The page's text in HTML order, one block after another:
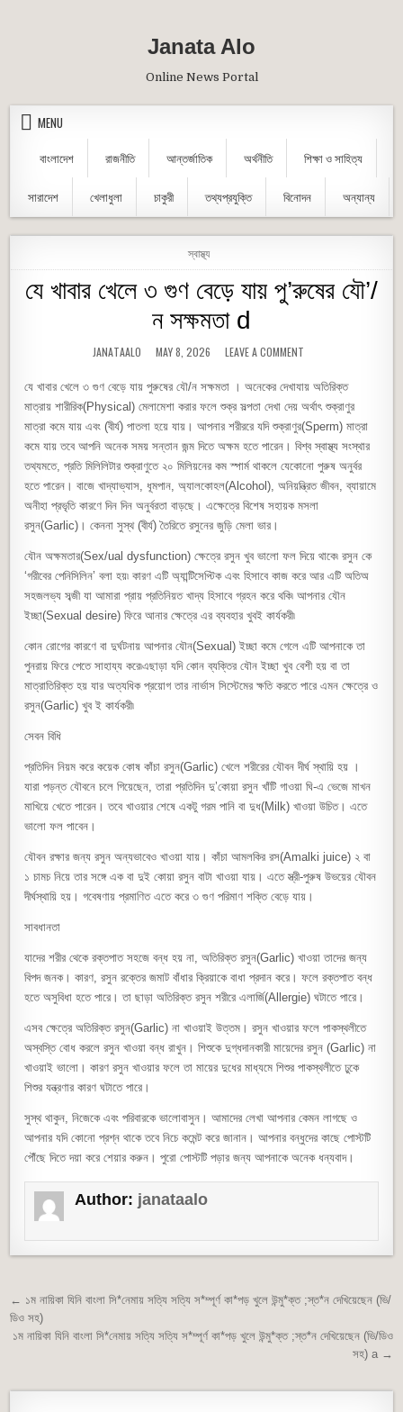
Janata Alo
Online News Portal
MENU
বাংলাদেশ
রাজনীতি আন্তর্জাতিক অর্থনীতি শিক্ষা ও সাহিত্য
সারাদেশ খেলাধুলা চাকুরী তথ্যপ্রযুক্তি বিনোদন অন্যান্য
POSTED IN
স্বাস্থ্য
যে খাবার খেলে ৩ গুণ বেড়ে যায় পু’রুষের যৌ’/
ন সক্ষমতা d
AUTHOR:
JANATAALO PUBLISHED DATE:
MAY 8, 2026 LEAVE A COMMENT
যে খাবার খেলে ৩ গুণ বেড়ে যায় পুরুষের যৌ/ন সক্ষমতা । অনেকের দেখাযায় অতিরিক্ত
মাত্রায় শারীরিক(Physical) মেলামেশা করার ফলে শুক্র সল্পতা দেখা দেয় অর্থাৎ শুক্রাণুর
মাত্রা কমে যায় এবং (বীর্য) পাতলা হয়ে যায়। আপনার শরীররে যদি শুক্রাণুর(Sperm) মাত্রা
কমে যায় তবে আপনি অনেক সময় সন্তান জন্ম দিতে অক্ষম হতে পারেন। বিশ্ব স্বাস্থ্য সংস্থার
তথ্যমতে, প্রতি মিলিলিটার শুক্রাণুতে ২০ মিলিয়নের কম স্পার্ম থাকলে যেকোনো পুরুষ অনুর্বর
হতে পারেন। বাজে খাদ্যাভ্যাস, ধূমপান, অ্যালকোহল(Alcohol), অনিয়ন্ত্রিত জীবন, ব্যায়ামে
অনীহা প্রভৃতি কারণে দিন দিন অনুর্বরতা বাড়ছে। এক্ষেত্রে বিশেষ সহায়ক মসলা
রসুন(Garlic)। কেননা সুস্থ (বীর্য) তৈরিতে রসুনের জুড়ি মেলা ভার।
যৌন অক্ষমতার(Sex/ual dysfunction) ক্ষেত্রে রসুন খুব ভালো ফল দিয়ে থাকে৷ রসুন কে
‘গরীবের পেনিসিলিন’ বলা হয়৷ কারণ এটি অ্যান্টিসেপ্টিক এবং হিসাবে কাজ করে আর এটি অতিঅ
সহজলভ্য সব্জী যা আমারা প্রায় প্রতিনিয়ত খাদ্য হিসাবে গ্রহন করে থকি৷ আপনার যৌন
ইচ্ছা(Sexual desire) ফিরে আনার ক্ষেত্রে এর ব্যবহার খুবই কার্যকরী৷
কোন রোগের কারণে বা দুর্ঘটনায় আপনার যৌন(Sexual) ইচ্ছা কমে গেলে এটি আপনাকে তা
পুনরায় ফিরে পেতে সাহায্য করে৷এছাড়া যদি কোন ব্যক্তির যৌন ইচ্ছা খুব বেশী হয় বা তা
মাত্রাতিরিক্ত হয় যার অত্যধিক প্রয়োগ তার নার্ভাস সিস্টেমের ক্ষতি করতে পারে এমন ক্ষেত্রে ও
রসুন(Garlic) খুব ই কার্যকরী৷
সেবন বিধি
প্রতিদিন নিয়ম করে কয়েক কোষ কাঁচা রসুন(Garlic) খেলে শরীরের যৌবন দীর্ঘ স্থায়ি হয় ।
যারা পড়ন্ত যৌবনে চলে গিয়েছেন, তারা প্রতিদিন দু’কোয়া রসুন খাঁটি গাওয়া ঘি-এ ভেজে মাখন
মাখিয়ে খেতে পারেন। তবে খাওয়ার শেষে একটু গরম পানি বা দুধ(Milk) খাওয়া উচিত। এতে
ভালো ফল পাবেন।
যৌবন রক্ষার জন্য রসুন অন্যভাবেও খাওয়া যায়। কাঁচা আমলকির রস(Amalki juice) ২ বা
১ চামচ নিয়ে তার সঙ্গে এক বা দুই কোয়া রসুন বাটা খাওয়া যায়। এতে স্ত্রী-পুরুষ উভয়ের যৌবন
দীর্ঘস্থায়ি হয়। গবেষণায় প্রমাণিত এতে করে ৩ গুণ পরিমাণ শক্তি বেড়ে যায়।
সাবধানতা
যাদের শরীর থেকে রক্তপাত সহজে বন্ধ হয় না, অতিরিক্ত রসুন(Garlic) খাওয়া তাদের জন্য
বিপদ জনক। কারণ, রসুন রক্তের জমাট বাঁধার ক্রিয়াকে বাধা প্রদান করে। ফলে রক্তপাত বন্ধ
হতে অসুবিধা হতে পারে। তা ছাড়া অতিরিক্ত রসুন শরীরে এলার্জি(Allergie) ঘটাতে পারে।
এসব ক্ষেত্রে অতিরিক্ত রসুন(Garlic) না খাওয়াই উত্তম। রসুন খাওয়ার ফলে পাকস্থলীতে
অস্বস্তি বোধ করলে রসুন খাওয়া বন্ধ রাখুন। শিশুকে দুগ্ধদানকারী মায়েদের রসুন (Garlic) না
খাওয়াই ভালো। কারণ রসুন খাওয়ার ফলে তা মায়ের দুধের মাধ্যমে শিশুর পাকস্থলীতে ঢুকে
শিশুর যন্ত্রণার কারণ ঘটাতে পারে।
সুস্থ থাকুন, নিজেকে এবং পরিবারকে ভালোবাসুন। আমাদের লেখা আপনার কেমন লাগছে ও
আপনার যদি কোনো প্রশ্ন থাকে তবে নিচে কমেন্ট করে জানান। আপনার বন্ধুদের কাছে পোস্টটি
পৌঁছে দিতে দয়া করে শেয়ার করুন। পুরো পোস্টটি পড়ার জন্য আপনাকে অনেক ধন্যবাদ।
Author: janataalo
Post navigation
← ১ম নায়িকা যিনি বাংলা সি*নেমায় সত্যি সত্যি স*ম্পূর্ণ কা*পড় খুলে উন্মু*ক্ত ;স্ত*ন দেখিয়েছেন (ভি/
ডিও সহ)
১ম নায়িকা যিনি বাংলা সি*নেমায় সত্যি সত্যি স*ম্পূর্ণ কা*পড় খুলে উন্মু*ক্ত ;স্ত*ন দেখিয়েছেন (ভি/ডিও
সহ) a →